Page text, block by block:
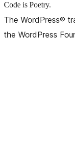
Code is Poetry.
The WordPress®
the WordPress